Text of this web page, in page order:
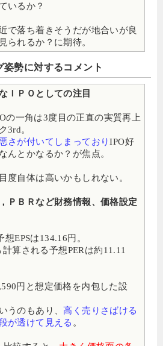
いるか？
で落ち着きそうだが地合いが良
られるか？に期待。
姿勢に対するコメント
ＩＰＯとしての注目
の一角は3度目の正直の実質再上
3rd。
さが付いてしまっておりIPO好
んとかなるか？が焦点。
度自体は高いかもしれない。
ＰＢＲなど財務情報、価格設定
EPSは134.16円。
算される予想PERは約11.11
円と想定価格を内包した設
うのもあり、高く売りさばける
が透けて見える 。